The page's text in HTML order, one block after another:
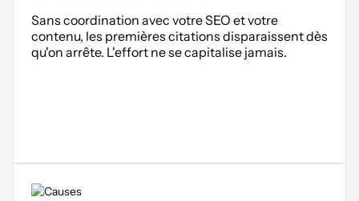
Sans coordination avec votre SEO et votre
contenu, les premières citations disparaissent dès
qu'on arrête. L'effort ne se capitalise jamais.